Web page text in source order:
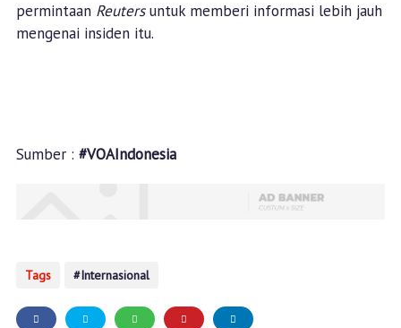
permintaanReutersuntuk memberi informasi lebih jauh
mengenai insiden itu.
Sumber : #VOAIndonesia
Tags Internasional